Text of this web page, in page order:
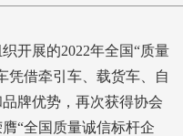
开展的2022年全国“质量
凭借牵引车、载货车、自
牌优势，再次获得协会
“全国质量诚信标杆企